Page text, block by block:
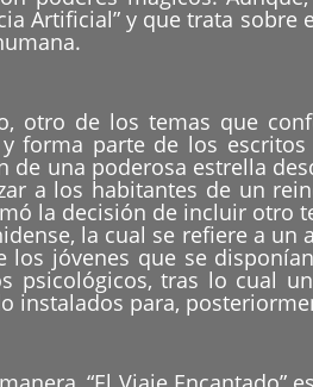
Artificial” y que trata
otro de los temas que
y forma parte de los
de una poderosa estrella
a los habitantes de un
la decisión de incluir otro
la cual se refiere a un
los jóvenes que se
psicológicos, tras lo cual
instalados para,